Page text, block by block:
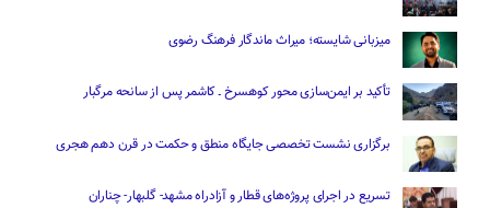
میزبانی شایسته؛ میراث ماندگار فرهنگ رضوی
تأکید بر ایمن‌سازی محور کوهسرخ ـ کاشمر پس از سانحه مرگبار
برگزاری نشست تخصصی جایگاه منطق و حکمت در قرن دهم هجری
تسریع در اجرای پروژه‌های قطار و آزادراه مشهد- گلبهار- چناران